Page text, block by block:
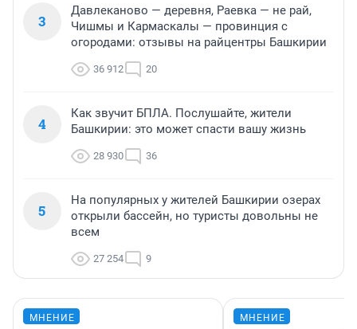
3
Давлеканово — деревня, Раевка — не рай,
Чишмы и Кармаскалы — провинция с
огородами: отзывы на райцентры Башкирии
36 912 20
4
Как звучит БПЛА. Послушайте, жители
Башкирии: это может спасти вашу жизнь
28 930 36
5
На популярных у жителей Башкирии озерах
открыли бассейн, но туристы довольны не
всем
27 254 9
МНЕНИЕ МНЕНИЕ